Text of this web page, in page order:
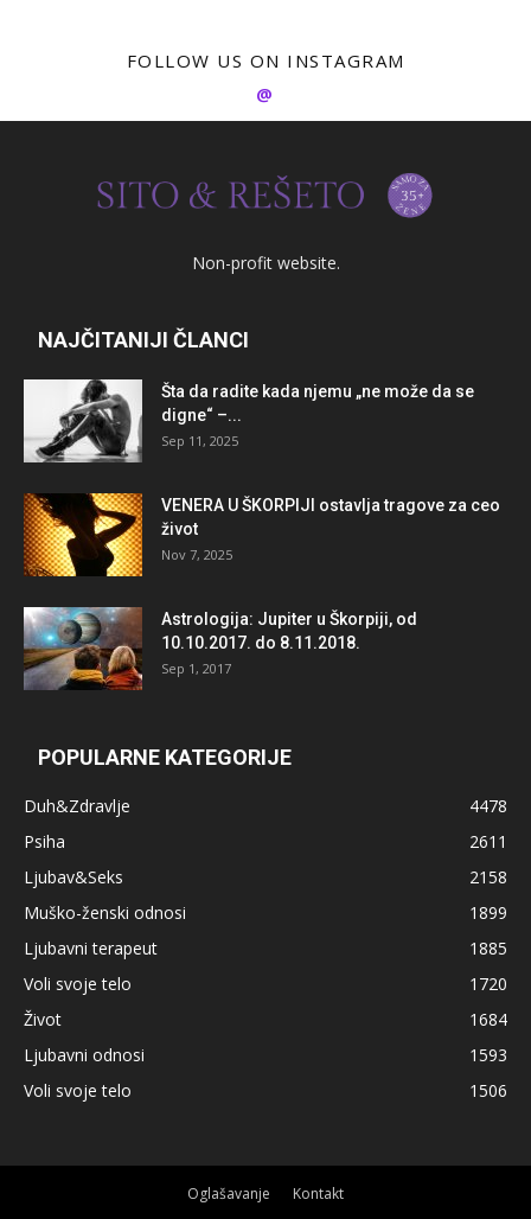
FOLLOW US ON INSTAGRAM
@
Non-profit website.
NAJČITANIJI ČLANCI
Šta da radite kada njemu „ne može da se
digne“ –...
Sep 11, 2025
VENERA U ŠKORPIJI ostavlja tragove za ceo
život
Nov 7, 2025
Astrologija: Jupiter u Škorpiji, od
10.10.2017. do 8.11.2018.
Sep 1, 2017
POPULARNE KATEGORIJE
Duh&Zdravlje
4478
Psiha
2611
Ljubav&Seks
2158
Muško-ženski odnosi
1899
Ljubavni terapeut
1885
Voli svoje telo
1720
Život
1684
Ljubavni odnosi
1593
Voli svoje telo
1506
Oglašavanje Kontakt